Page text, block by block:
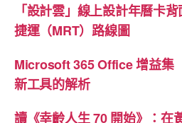
「設計雲」線上設計年曆卡
捷運（MRT）路線圖
Microsoft 365 Office 增益集
新工具的解析
讀《幸齡人生 70 開始》：在